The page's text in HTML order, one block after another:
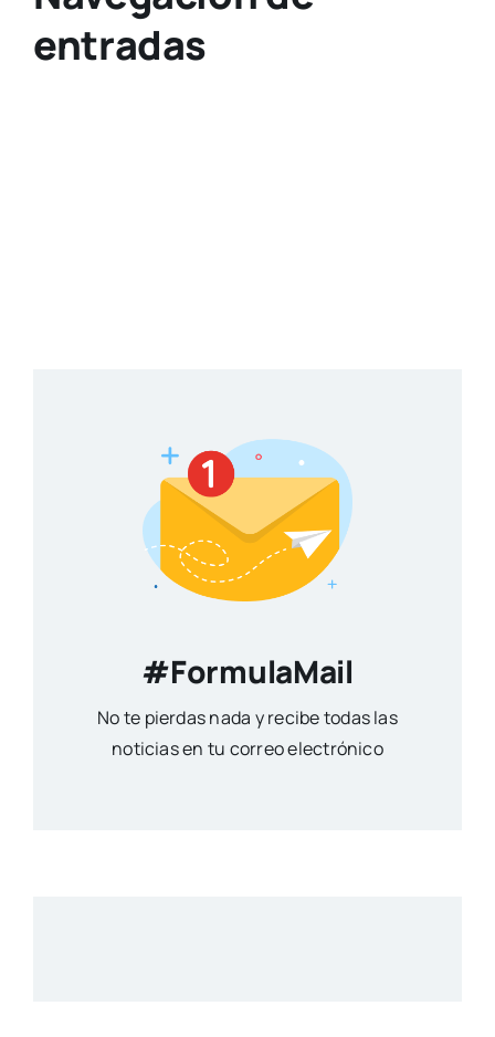
entradas
#FormulaMail
No te pierdas nada y recibe todas las
noticias en tu correo electrónico